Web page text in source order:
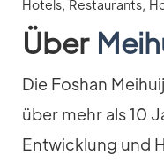
Über
Die Foshan
über mehr als 10
Entwicklung und